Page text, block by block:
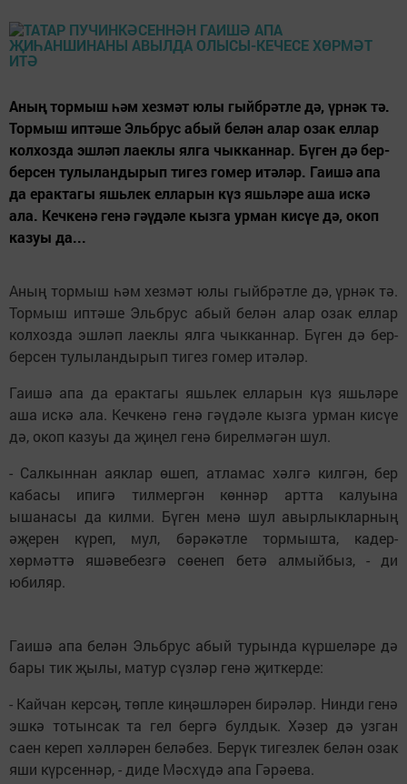
Аның тормыш һәм хезмәт юлы гыйбрәтле дә, үрнәк тә.
Тормыш иптәше Эльбрус абый белән алар озак еллар
колхозда эшләп лаеклы ялга чыкканнар. Бүген дә бер-
берсен тулыландырып тигез гомер итәләр. Гаишә апа
да ерактагы яшьлек елларын күз яшьләре аша искә
ала. Кечкенә генә гәүдәле кызга урман кисүе дә, окоп
казуы да...
Аның тормыш һәм хезмәт юлы гыйбрәтле дә, үрнәк тә.
Тормыш иптәше Эльбрус абый белән алар озак еллар
колхозда эшләп лаеклы ялга чыкканнар. Бүген дә бер-
берсен тулыландырып тигез гомер итәләр.
Гаишә апа да ерактагы яшьлек елларын күз яшьләре
аша искә ала. Кечкенә генә гәүдәле кызга урман кисүе
дә, окоп казуы да җиңел генә бирелмәгән шул.
- Салкыннан аяклар өшеп, атламас хәлгә килгән, бер
кабасы ипигә тилмергән көннәр артта калуына
ышанасы да килми. Бүген менә шул авырлыкларның
әҗерен күреп, мул, бәрәкәтле тормышта, кадер-
хөрмәттә яшәвебезгә сөенеп бетә алмыйбыз, - ди
юбиляр.
Гаишә апа белән Эльбрус абый турында күршеләре дә
бары тик җылы, матур сүзләр генә җиткерде:
- Кайчан керсәң, төпле киңәшләрен бирәләр. Нинди генә
эшкә тотынсак та гел бергә булдык. Хәзер дә узган
саен кереп хәлләрен беләбез. Берүк тигезлек белән озак
яши күрсеннәр, - диде Мәсхүдә апа Гәрәева.